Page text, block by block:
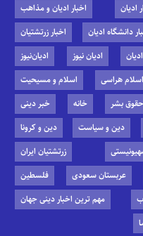
ادیان
اخبار ادیان و مذاهب
دانشگاه ادیان
اخبار زرتشتیان
ادیان ادیان نیوز
ادیان‌نیوز
اسلام هراسی
اسلام و مسیحیت
حقوق بشر خانه
خبر دینی
دین و سیاست
دین و کرونا
زرتشتیان ایران
عربستان سعودی
فلسطین
مهم ترین اخبار دینی جهان